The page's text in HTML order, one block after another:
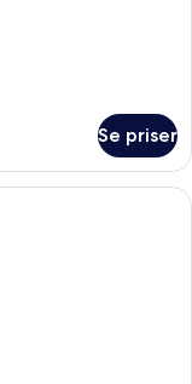
Se priser
med en balkong